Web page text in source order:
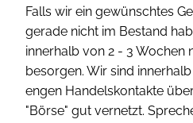
Falls wir ein gewünschtes
gerade nicht im Bestand
innerhalb von 2 - 3 Wochen
besorgen. Wir sind
engen Handelskontakte
"Börse" gut vernetzt.